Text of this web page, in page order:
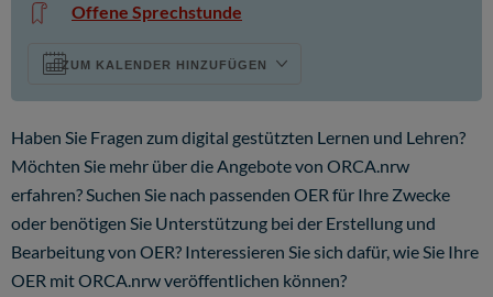
ZUM KALENDER HINZUFÜGEN
Offene Sprechstunde
Haben Sie Fragen zum digital gestützten Lernen und Lehren?
Möchten Sie mehr über die Angebote von ORCA.nrw
erfahren? Suchen Sie nach passenden OER für Ihre Zwecke
oder benötigen Sie Unterstützung bei der Erstellung und
Bearbeitung von OER? Interessieren Sie sich dafür, wie Sie Ihre
OER mit ORCA.nrw veröffentlichen können?